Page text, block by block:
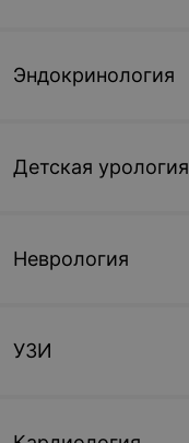
Записаться
Эндокринология
Детская урология
Неврология
УЗИ